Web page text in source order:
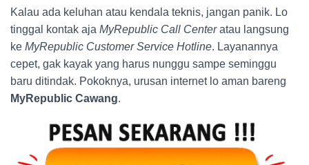
Kalau ada keluhan atau kendala teknis, jangan panik. Lo
tinggal kontak aja MyRepublic Call Centeratau langsung
ke MyRepublic Customer Service Hotline. Layanannya
cepet, gak kayak yang harus nunggu sampe seminggu
baru ditindak. Pokoknya, urusan internet lo aman bareng
MyRepublic Cawang.